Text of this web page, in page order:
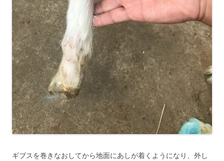
ギブスを巻きなおしてから地面にあしが着くようになり、外し